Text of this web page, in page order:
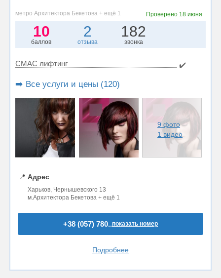
метро Архитектора Бекетова + ещё 1 Проверено 18 июня
10
баллов
2
отзыва
182
звонка
СМАС лифтинг ✔️
➡️ Все услуги и цены (120)
9 фото
1 видео
📍 Адрес
Харьков, Чернышевского 13
м.Архитектора Бекетова + ещё 1
+38 (057) 780..показать номер
Подробнее